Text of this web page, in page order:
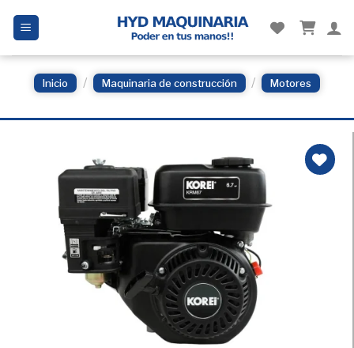
Inicio / Maquinaria de construcción / Motores